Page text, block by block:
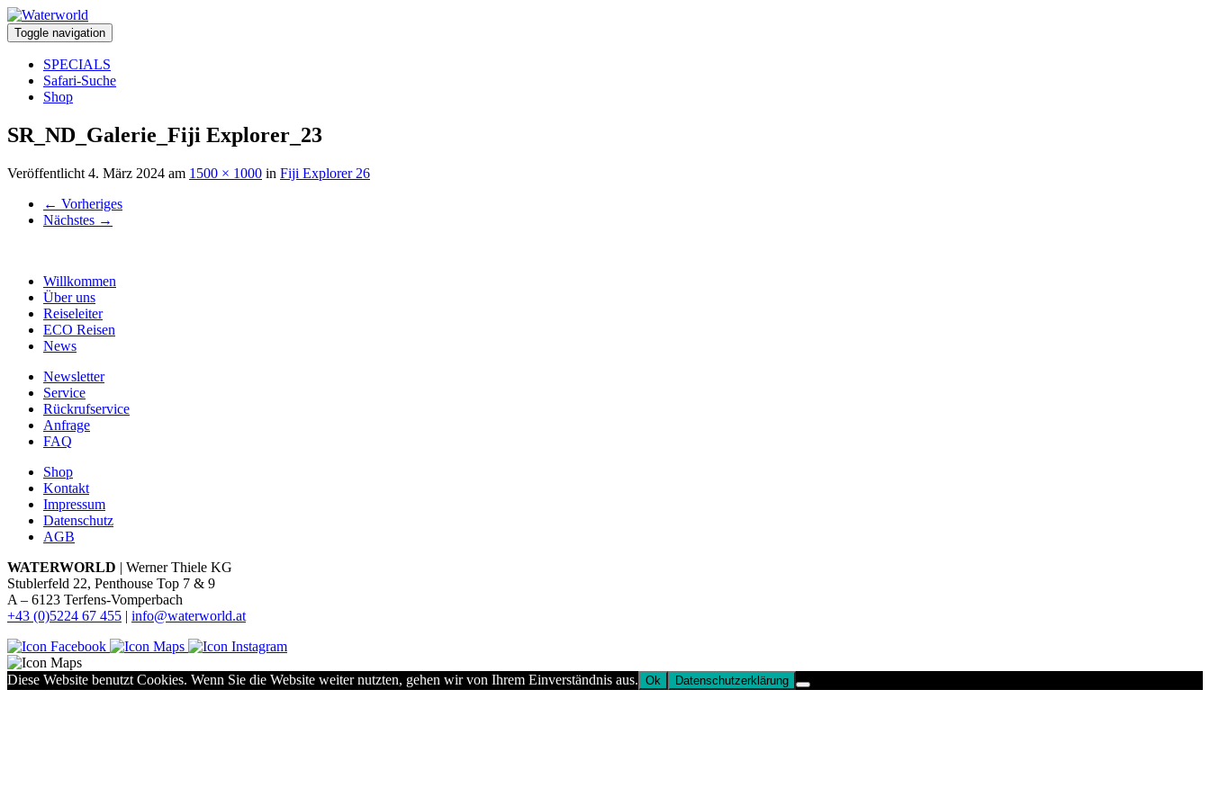
Toggle navigation
SPECIALS
Safari-Suche
Shop
SR_ND_Galerie_Fiji Explorer_23
Veröffentlicht 4. März 2024 am 1500 × 1000 in Fiji Explorer 26
← Vorheriges
Nächstes →
Willkommen
Über uns
Reiseleiter
ECO Reisen
News
Newsletter
Service
Rückrufservice
Anfrage
FAQ
Shop
Kontakt
Impressum
Datenschutz
AGB
WATERWORLD | Werner Thiele KG
Stublerfeld 22, Penthouse Top 7 & 9
A – 6123 Terfens-Vomperbach
+43 (0)5224 67 455 | info@waterworld.at
Diese Website benutzt Cookies. Wenn Sie die Website weiter nutzten, gehen wir von Ihrem Einverständnis aus. Ok Datenschutzerklärung